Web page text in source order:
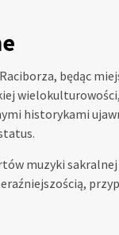
Raciborza, będąc
historykami
muzyki